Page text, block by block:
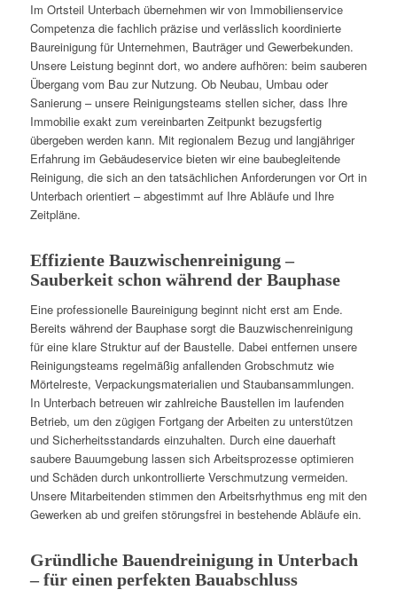
Im Ortsteil Unterbach übernehmen wir von Immobilienservice
Competenza die fachlich präzise und verlässlich koordinierte
Baureinigung für Unternehmen, Bauträger und Gewerbekunden.
Unsere Leistung beginnt dort, wo andere aufhören: beim sauberen
Übergang vom Bau zur Nutzung. Ob Neubau, Umbau oder
Sanierung – unsere Reinigungsteams stellen sicher, dass Ihre
Immobilie exakt zum vereinbarten Zeitpunkt bezugsfertig
übergeben werden kann. Mit regionalem Bezug und langjähriger
Erfahrung im Gebäudeservice bieten wir eine baubegleitende
Reinigung, die sich an den tatsächlichen Anforderungen vor Ort in
Unterbach orientiert – abgestimmt auf Ihre Abläufe und Ihre
Zeitpläne.
Effiziente Bauzwischenreinigung –
Sauberkeit schon während der Bauphase
Eine professionelle Baureinigung beginnt nicht erst am Ende.
Bereits während der Bauphase sorgt die Bauzwischenreinigung
für eine klare Struktur auf der Baustelle. Dabei entfernen unsere
Reinigungsteams regelmäßig anfallenden Grobschmutz wie
Mörtelreste, Verpackungsmaterialien und Staubansammlungen.
In Unterbach betreuen wir zahlreiche Baustellen im laufenden
Betrieb, um den zügigen Fortgang der Arbeiten zu unterstützen
und Sicherheitsstandards einzuhalten. Durch eine dauerhaft
saubere Bauumgebung lassen sich Arbeitsprozesse optimieren
und Schäden durch unkontrollierte Verschmutzung vermeiden.
Unsere Mitarbeitenden stimmen den Arbeitsrhythmus eng mit den
Gewerken ab und greifen störungsfrei in bestehende Abläufe ein.
Gründliche Bauendreinigung in Unterbach
– für einen perfekten Bauabschluss